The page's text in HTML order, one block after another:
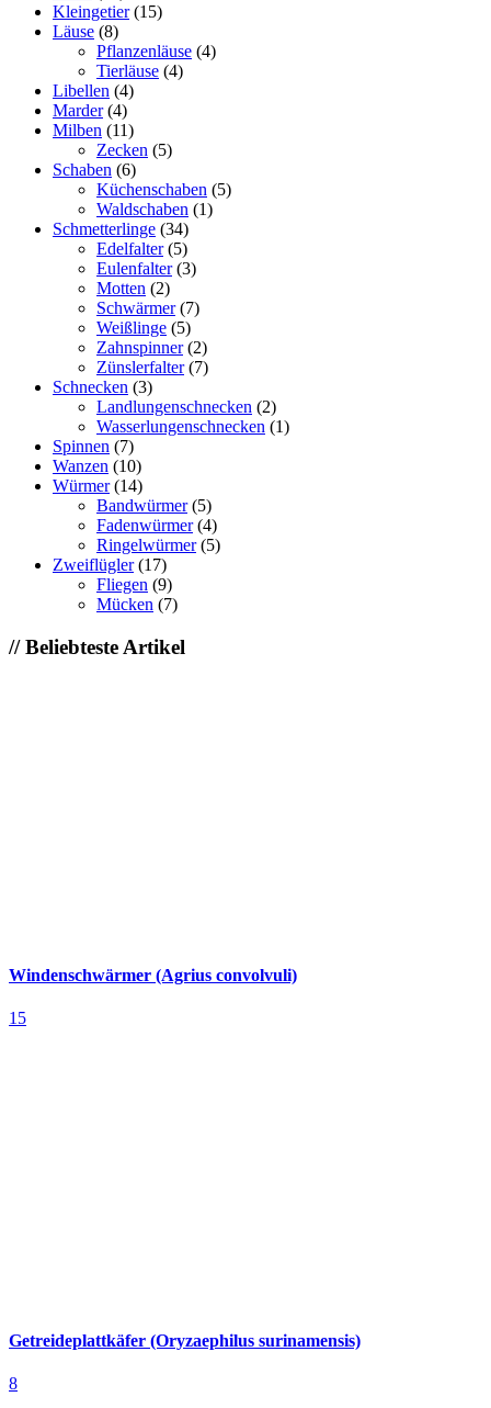
Kleingetier(15)
Läuse (8)
Pflanzenläuse (4)
Tierläuse (4)
Libellen (4)
Marder(4)
Milben (11)
Zecken (5)
Schaben (6)
Küchenschaben (5)
Waldschaben (1)
Schmetterlinge (34)
Edelfalter(5)
Eulenfalter(3)
Motten (2)
Schwärmer(7)
Weißlinge (5)
Zahnspinner(2)
Zünslerfalter(7)
Schnecken (3)
Landlungenschnecken (2)
Wasserlungenschnecken (1)
Spinnen (7)
Wanzen (10)
Würmer(14)
Bandwürmer(5)
Fadenwürmer(4)
Ringelwürmer(5)
Zweiflügler(17)
Fliegen (9)
Mücken (7)
// Beliebteste Artikel
Windenschwärmer (Agrius convolvuli)
15
Getreideplattkäfer (Oryzaephilus surinamensis)
8